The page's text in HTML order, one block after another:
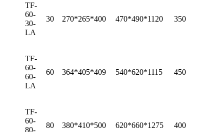
TF-
60-
30-
LA
30 270*265*400 470*490*1120 350
TF-
60-
60-
LA
60 364*405*409 540*620*1115 450
TF-
60-
80-
80 380*410*500 620*660*1275 400